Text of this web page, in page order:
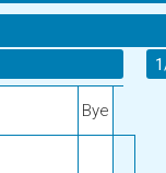
Bye